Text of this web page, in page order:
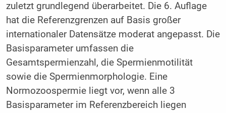
zuletzt grundlegend überarbeitet. Die 6. Auflage
hat die Referenzgrenzen auf Basis großer
internationaler Datensätze moderat angepasst. Die
Basisparameter umfassen die
Gesamtspermienzahl, die Spermienmotilität
sowie die Spermienmorphologie. Eine
Normozoospermie liegt vor, wenn alle 3
Basisparameter im Referenzbereich liegen